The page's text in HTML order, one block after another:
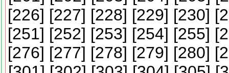
[226] [227] [228] [229] [230] [
[251] [252] [253] [254] [255] [
[276] [277] [278] [279] [280] [